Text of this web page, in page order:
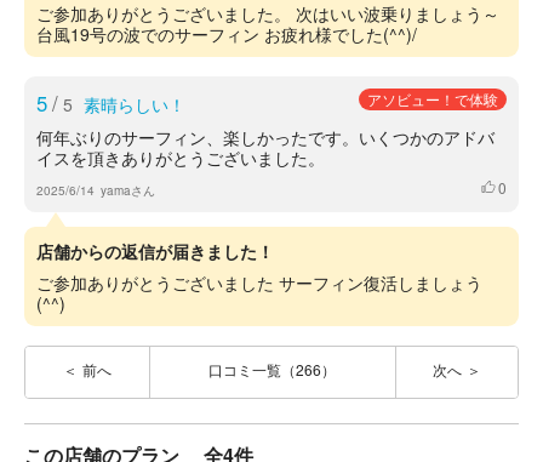
ご参加ありがとうございました。 次はいい波乗りましょう～
台風19号の波でのサーフィン お疲れ様でした(^^)/
5/ 5 素晴らしい！ アソビュー！で体験
何年ぶりのサーフィン、楽しかったです。いくつかのアドバ
イスを頂きありがとうございました。
2025/6/14 yamaさん いいね
0
店舗からの返信が届きました！
ご参加ありがとうございました サーフィン復活しましょう
(^^)
前へ 口コミ一覧（266） 次へ
この店舗のプラン 全4件